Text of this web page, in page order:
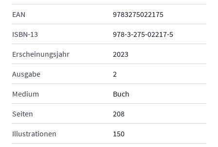
EAN 9783275022175
ISBN-13 978-3-275-02217-5
Erscheinungsjahr 2023
Ausgabe 2
Medium Buch
Seiten 208
Illustrationen 150